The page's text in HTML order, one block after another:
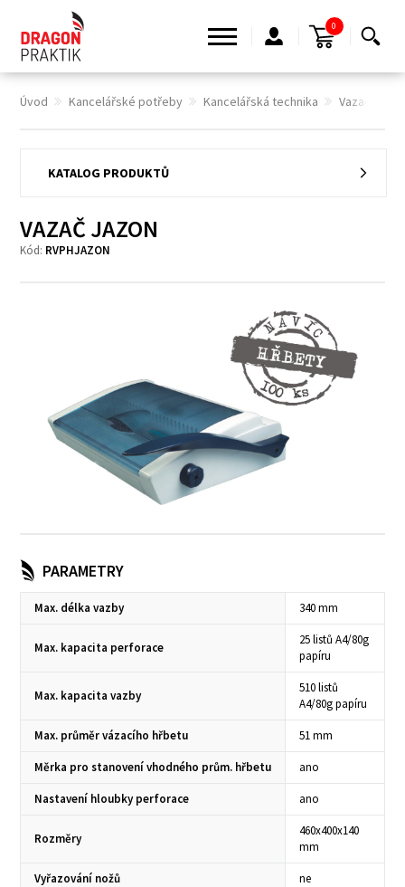
Úvod Kancelářské potřeby Kancelářská technika Vazače
KATALOG PRODUKTŮ
VAZAČ JAZON
Kód: RVPHJAZON
PARAMETRY
Max. délka vazby 340 mm
Max. kapacita perforace
25 listů A4/80g
papíru
Max. kapacita vazby
510 listů
A4/80g papíru
Max. průměr vázacího hřbetu 51 mm
Měrka pro stanovení vhodného prům. hřbetu ano
Nastavení hloubky perforace ano
Rozměry
460x400x140
mm
Vyřazování nožů ne
0